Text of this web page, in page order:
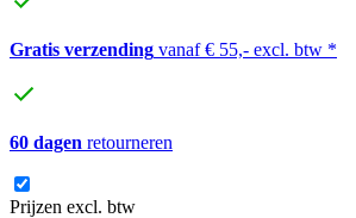
Gratis verzending vanaf € 55,- excl. btw *
60 dagen retourneren
Prijzen excl. btw